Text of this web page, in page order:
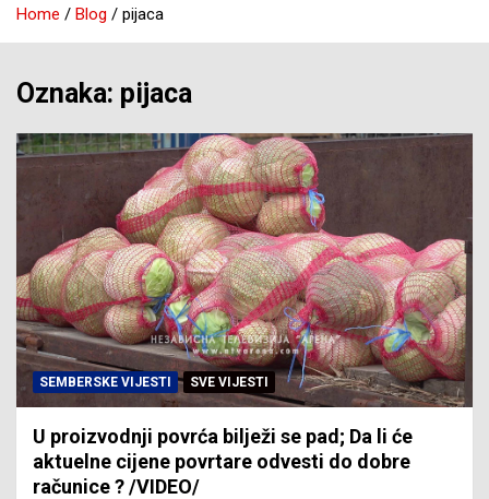
Home Blog pijaca
Oznaka: pijaca
SEMBERSKE VIJESTI SVE VIJESTI
U proizvodnji povrća bilježi se pad; Da li će
aktuelne cijene povrtare odvesti do dobre
računice ? /VIDEO/